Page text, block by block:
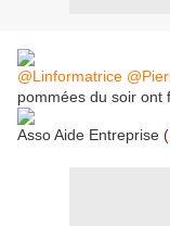
@Linformatrice
pommées du soir ont
Asso Aide Entreprise (